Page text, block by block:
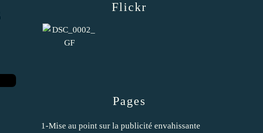
Pages
1-Mise au point sur la publicité envahissante
Flickr